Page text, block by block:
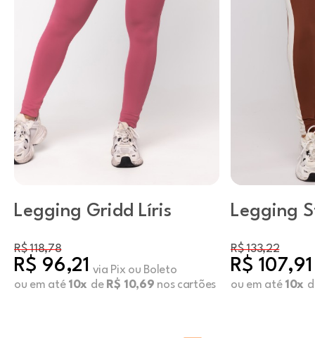
Legging Gridd Líris
R$ 118,78
R$ 96,21 via Pix ou Boleto
ou em até 10x de R$ 10,69 nos cartões
Legging
R$ 133,22
R$ 107,91
ou em até 10x